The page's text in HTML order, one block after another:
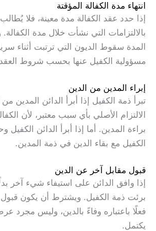
انتهاء مدة الكفالة المؤقتة
إذا حدد عقد الكفالة مدة معينة، فلا يُطالب
بالالتزامات التي نشأت خلال مدة الكفالة.
المدة سقوط الديون التي ترتبت أثناء
مسؤولية الكفيل عنها بحسب شروط
إبراء المدين من الدين
تبرأ ذمة الكفيل إذا أبرأ الدائن المدين
الالتزام الأصلي بأي سبب معتبر، لأن
براءة المدين. أما إذا أبرأ الدائن الكفيل
الكفيل مع بقاء الدين في ذمة المدين.
قبول مقابل آخر عن الدين
إذا وافق الدائن على استيفاء شيء آخر
برئت ذمة الكفيل. ويشترط أن يكون قبول
فعلًا باعتباره وفاءً بالدين، وليس مجرد
يكتمل.